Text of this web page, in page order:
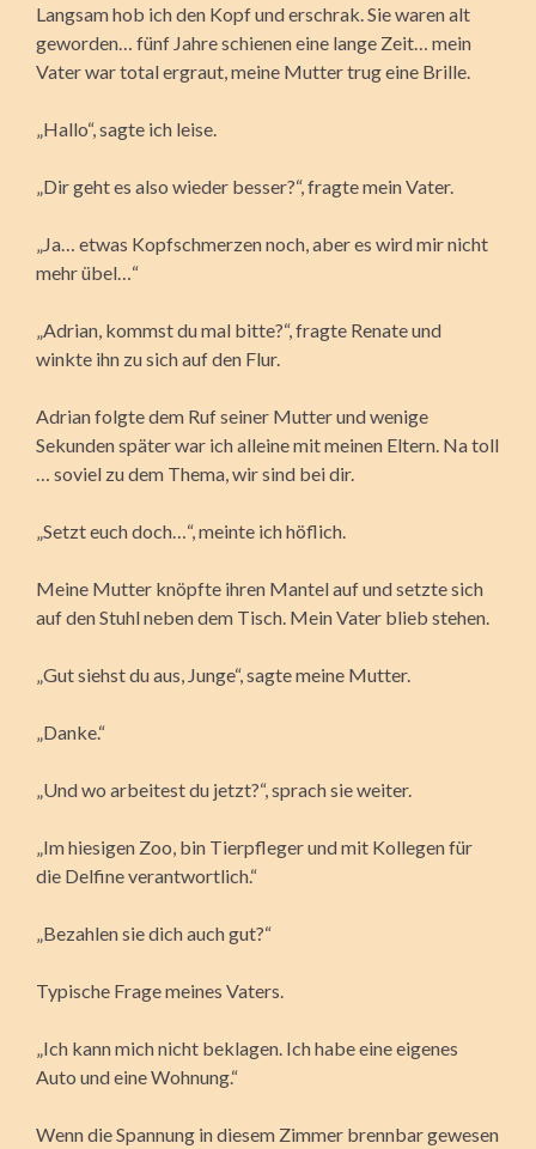
Langsam hob ich den Kopf und erschrak. Sie waren alt
geworden… fünf Jahre schienen eine lange Zeit… mein
Vater war total ergraut, meine Mutter trug eine Brille.
„Hallo“, sagte ich leise.
„Dir geht es also wieder besser?“, fragte mein Vater.
„Ja… etwas Kopfschmerzen noch, aber es wird mir nicht
mehr übel…“
„Adrian, kommst du mal bitte?“, fragte Renate und
winkte ihn zu sich auf den Flur.
Adrian folgte dem Ruf seiner Mutter und wenige
Sekunden später war ich alleine mit meinen Eltern. Na toll
… soviel zu dem Thema, wir sind bei dir.
„Setzt euch doch…“, meinte ich höflich.
Meine Mutter knöpfte ihren Mantel auf und setzte sich
auf den Stuhl neben dem Tisch. Mein Vater blieb stehen.
„Gut siehst du aus, Junge“, sagte meine Mutter.
„Danke.“
„Und wo arbeitest du jetzt?“, sprach sie weiter.
„Im hiesigen Zoo, bin Tierpfleger und mit Kollegen für
die Delfine verantwortlich.“
„Bezahlen sie dich auch gut?“
Typische Frage meines Vaters.
„Ich kann mich nicht beklagen. Ich habe eine eigenes
Auto und eine Wohnung.“
Wenn die Spannung in diesem Zimmer brennbar gewesen